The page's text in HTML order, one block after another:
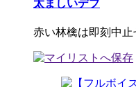
太ましいデブ
赤い林檎は即刻中止